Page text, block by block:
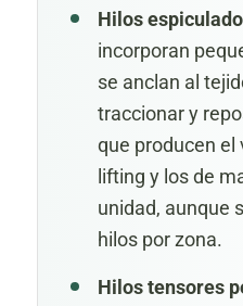
Hilos
incorporan
se anclan al
traccionar y
que producen
lifting y los de
unidad, aunque
hilos por zona.
Hilos tensores